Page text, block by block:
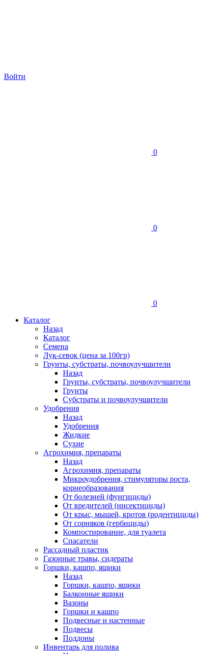
Войти
0
0
0
Каталог
Назад
Каталог
Семена
Лук-севок (цена за 100гр)
Грунты, субстраты, почвоулучшители
Назад
Грунты, субстраты, почвоулучшители
Грунты
Субстраты и почвоулучшители
Удобрения
Назад
Удобрения
Жидкие
Сухие
Агрохимия, препараты
Назад
Агрохимия, препараты
Микроудобрения, стимуляторы роста,
корнеобразования
От болезней (фунгициды)
От вредителей (инсектициды)
От крыс, мышей, кротов (родентициды)
От сорняков (гербициды)
Компостирование, для туалета
Спасатели
Рассадный пластик
Газонные травы, сидераты
Горшки, кашпо, ящики
Назад
Горшки, кашпо, ящики
Балконные ящики
Вазоны
Горшки и кашпо
Подвесные и настенные
Подвесы
Поддоны
Инвентарь для полива